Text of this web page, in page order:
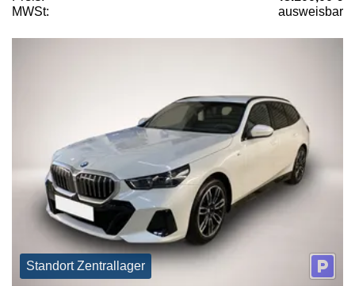
MWSt:
ausweisbar
Standort Zentrallager